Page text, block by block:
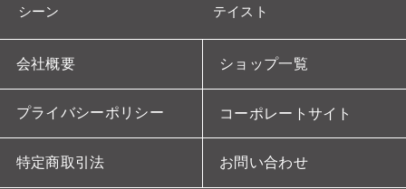
会社概要 ショップ一覧
プライバシーポリシー コーポレートサイト
特定商取引法 お問い合わせ
シーン
テイスト